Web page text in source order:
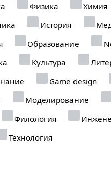
Физика
Химия
История
Образование
Культура
Game design
Моделирование
Филология
Технология